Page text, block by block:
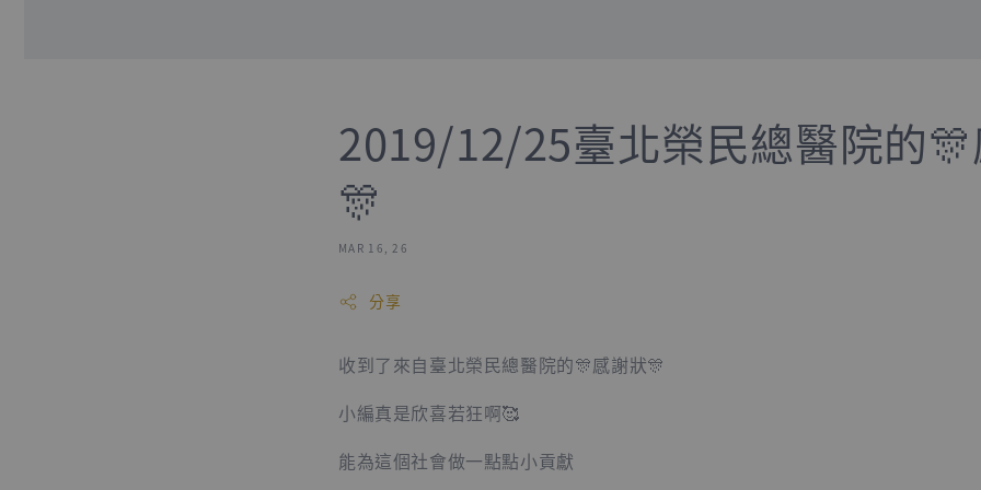
2019/12/25臺北榮民總醫院的
🎊
MAR 16, 26
分享
收到了來自臺北榮民總醫院的🎊感謝狀🎊
小編真是欣喜若狂啊🥰
能為這個社會做一點點小貢獻